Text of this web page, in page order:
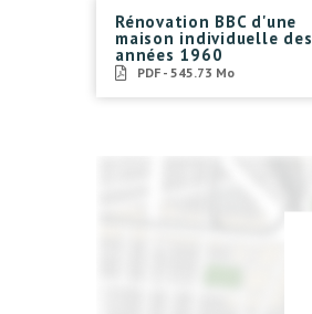
Rénovation BBC d'une
maison individuelle des
années 1960
PDF - 545.73 Mo